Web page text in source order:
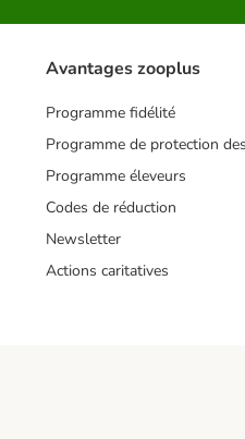
Avantages zooplus
Programme fidélité
Programme de protection
Programme éleveurs
Codes de réduction
Newsletter
Actions caritatives